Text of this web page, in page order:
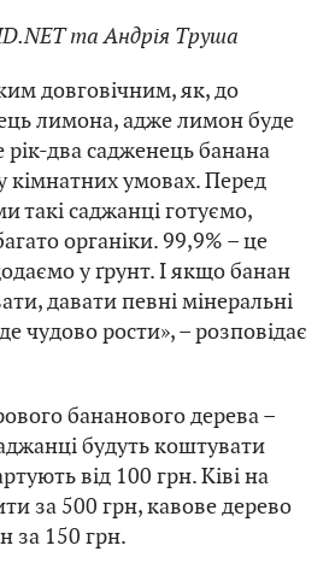
та Андрія Труша
довговічним, як, до
лимона, адже лимон буде
два садженець банана
кімнатних умовах. Перед
такі саджанці готуємо,
органіки. 99,9% – це
у ґрунт. І якщо банан
давати певні мінеральні
чудово рости», – розповідає
бананового дерева –
будуть коштувати
від 100 грн. Ківі на
за 500 грн, кавове дерево
за 150 грн.